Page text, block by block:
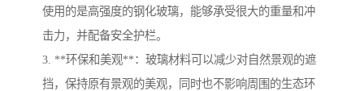
使用的是高强度的钢化玻璃，能够承受很大的重量和冲
击力，并配备安全护栏。
3. **环保和美观**：玻璃材料可以减少对自然景观的遮
挡，保持原有景观的美观，同时也不影响周围的生态环